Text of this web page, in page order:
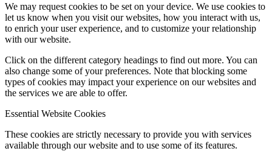
We may request cookies to be set on your device. We use cookies to
let us know when you visit our websites, how you interact with us,
to enrich your user experience, and to customize your relationship
with our website.
Click on the different category headings to find out more. You can
also change some of your preferences. Note that blocking some
types of cookies may impact your experience on our websites and
the services we are able to offer.
Essential Website Cookies
These cookies are strictly necessary to provide you with services
available through our website and to use some of its features.